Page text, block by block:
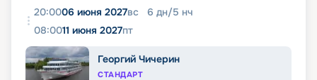
20:0006 июня 2027вс 6 дн/5 нч
08:0011 июня 2027пт
Георгий Чичерин
СТАНДАРТ